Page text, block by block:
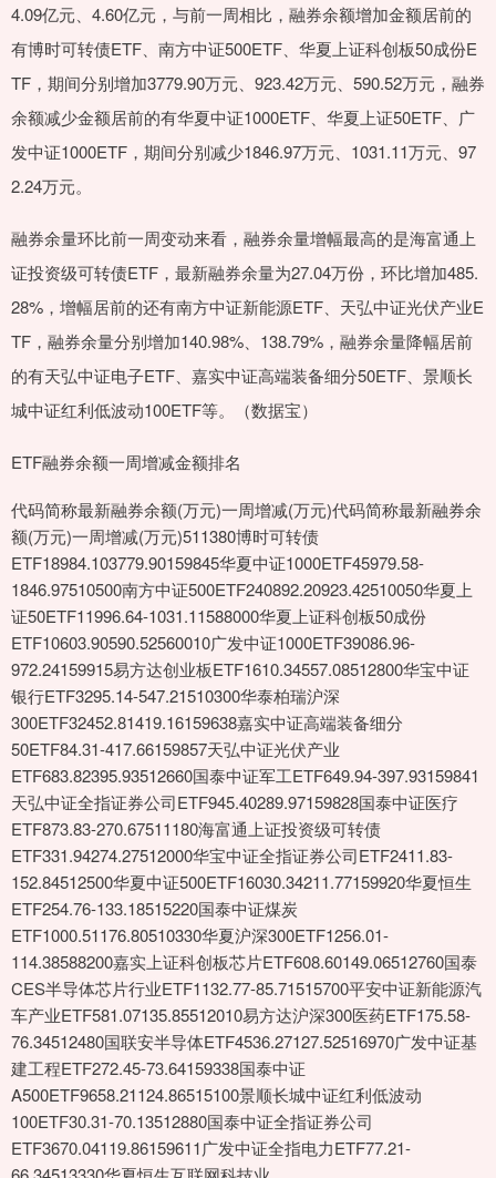
4.09亿元、4.60亿元，与前一周相比，融券余额增加金额居前的
有博时可转债ETF、南方中证500ETF、华夏上证科创板50成份E
TF，期间分别增加3779.90万元、923.42万元、590.52万元，融券
余额减少金额居前的有华夏中证1000ETF、华夏上证50ETF、广
发中证1000ETF，期间分别减少1846.97万元、1031.11万元、97
2.24万元。
融券余量环比前一周变动来看，融券余量增幅最高的是海富通上
证投资级可转债ETF，最新融券余量为27.04万份，环比增加485.
28%，增幅居前的还有南方中证新能源ETF、天弘中证光伏产业E
TF，融券余量分别增加140.98%、138.79%，融券余量降幅居前
的有天弘中证电子ETF、嘉实中证高端装备细分50ETF、景顺长
城中证红利低波动100ETF等。（数据宝）
ETF融券余额一周增减金额排名
代码简称最新融券余额(万元)一周增减(万元)代码简称最新融券余
额(万元)一周增减(万元)511380博时可转债
ETF18984.103779.90159845华夏中证1000ETF45979.58-
1846.97510500南方中证500ETF240892.20923.42510050华夏上
证50ETF11996.64-1031.11588000华夏上证科创板50成份
ETF10603.90590.52560010广发中证1000ETF39086.96-
972.24159915易方达创业板ETF1610.34557.08512800华宝中证
银行ETF3295.14-547.21510300华泰柏瑞沪深
300ETF32452.81419.16159638嘉实中证高端装备细分
50ETF84.31-417.66159857天弘中证光伏产业
ETF683.82395.93512660国泰中证军工ETF649.94-397.93159841
天弘中证全指证券公司ETF945.40289.97159828国泰中证医疗
ETF873.83-270.67511180海富通上证投资级可转债
ETF331.94274.27512000华宝中证全指证券公司ETF2411.83-
152.84512500华夏中证500ETF16030.34211.77159920华夏恒生
ETF254.76-133.18515220国泰中证煤炭
ETF1000.51176.80510330华夏沪深300ETF1256.01-
114.38588200嘉实上证科创板芯片ETF608.60149.06512760国泰
CES半导体芯片行业ETF1132.77-85.71515700平安中证新能源汽
车产业ETF581.07135.85512010易方达沪深300医药ETF175.58-
76.34512480国联安半导体ETF4536.27127.52516970广发中证基
建工程ETF272.45-73.64159338国泰中证
A500ETF9658.21124.86515100景顺长城中证红利低波动
100ETF30.31-70.13512880国泰中证全指证券公司
ETF3670.04119.86159611广发中证全指电力ETF77.21-